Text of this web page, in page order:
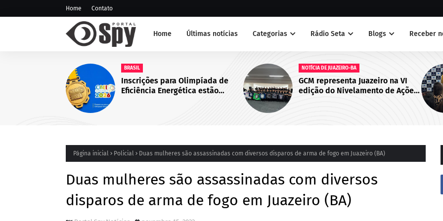
Home Contato
Home Últimas notícias Categorias Rádio Seta Blogs Receber
NOTÍCIA DE JUAZEIRO-BA
GCM representa Juazeiro na VI
edição do Nivelamento de Ações
NOTÍCIAS
Juazeiro sedia primeiro encontro
do Cegras e fortalece integração
Página inicial Policial Duas mulheres são assassinadas com diversos disparos de arma de fogo em Juazeiro (BA)
Duas mulheres são assassinadas com diversos
disparos de arma de fogo em Juazeiro (BA)